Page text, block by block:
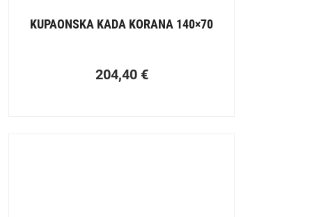
KUPAONSKA KADA KORANA 140×70
204,40 €